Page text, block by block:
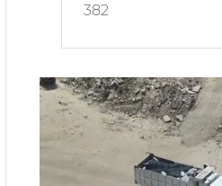
382